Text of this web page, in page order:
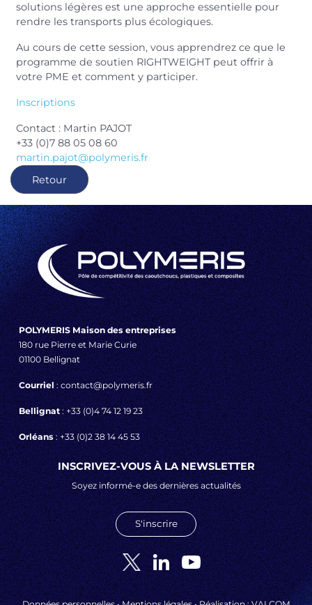
solutions légères est une approche essentielle pour
rendre les transports plus écologiques.
Au cours de cette session, vous apprendrez ce que le
programme de soutien RIGHTWEIGHT peut offrir à
votre PME et comment y participer.
Inscriptions
Contact : Martin PAJOT
+33 (0)7 88 05 08 60
martin.pajot@polymeris.fr
Retour
POLYMERIS Maison des entreprises
180 rue Pierre et Marie Curie
01100 Bellignat
Courriel: contact@polymeris.fr
Bellignat: +33 (0)4 74 12 19 23
Orléans: +33 (0)2 38 14 45 53
INSCRIVEZ-VOUS À LA NEWSLETTER
Soyez informé-e des dernières actualités
S'inscrire